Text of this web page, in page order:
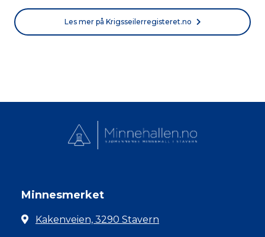
Les mer på Krigsseilerregisteret.no
Minnesmerket
Kakenveien, 3290 Stavern
Norsk bokmål